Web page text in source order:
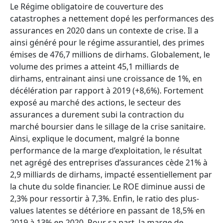
Le Régime obligatoire de couverture des
catastrophes a nettement dopé les performances des
assurances en 2020 dans un contexte de crise. Il a
ainsi généré pour le régime assurantiel, des primes
émises de 476,7 millions de dirhams. Globalement, le
volume des primes a atteint 45,1 milliards de
dirhams, entrainant ainsi une croissance de 1%, en
décélération par rapport à 2019 (+8,6%). Fortement
exposé au marché des actions, le secteur des
assurances a durement subi la contraction du
marché boursier dans le sillage de la crise sanitaire.
Ainsi, explique le document, malgré la bonne
performance de la marge d’exploitation, le résultat
net agrégé des entreprises d’assurances cède 21% à
2,9 milliards de dirhams, impacté essentiellement par
la chute du solde financier. Le ROE diminue aussi de
2,3% pour ressortir à 7,3%. Enfin, le ratio des plus-
values latentes se détériore en passant de 18,5% en